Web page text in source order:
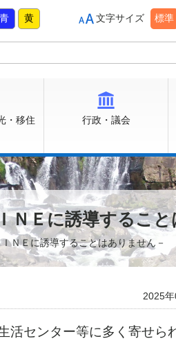
青 黄 文字サイズ 標準
・移住
行政・議会
ＮＥに誘導するこ
ＮＥに誘導することはありません－
2025
センター等に多く寄せら